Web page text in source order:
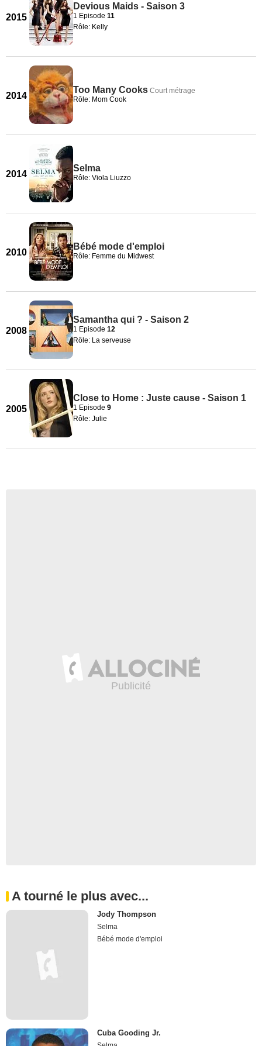
2015
Devious Maids - Saison 3
1 Episode 11
Rôle: Kelly
2014
Too Many Cooks Court métrage
Rôle: Mom Cook
2014
Selma
Rôle: Viola Liuzzo
2010
Bébé mode d'emploi
Rôle: Femme du Midwest
2008
Samantha qui ? - Saison 2
1 Episode 12
Rôle: La serveuse
2005
Close to Home : Juste cause - Saison 1
1 Episode 9
Rôle: Julie
A tourné le plus avec...
Jody Thompson
Selma
Bébé mode d'emploi
Cuba Gooding Jr.